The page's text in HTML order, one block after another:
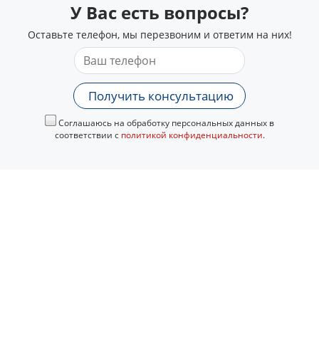
У Вас есть вопросы?
Оставьте телефон, мы перезвоним и ответим на них!
Получить консультацию
Соглашаюсь на обработку персональных данных в
соответствии с политикой конфиденциальности.